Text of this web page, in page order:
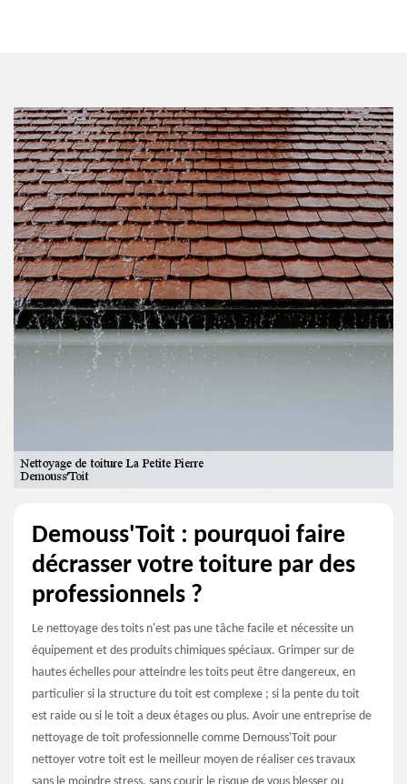
Demouss'Toit : pourquoi faire
décrasser votre toiture par des
professionnels ?
Le nettoyage des toits n'est pas une tâche facile et nécessite un
équipement et des produits chimiques spéciaux. Grimper sur de
hautes échelles pour atteindre les toits peut être dangereux, en
particulier si la structure du toit est complexe ; si la pente du toit
est raide ou si le toit a deux étages ou plus. Avoir une entreprise de
nettoyage de toit professionnelle comme Demouss'Toit pour
nettoyer votre toit est le meilleur moyen de réaliser ces travaux